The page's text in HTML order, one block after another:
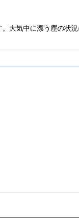
大気中に漂う塵の状況